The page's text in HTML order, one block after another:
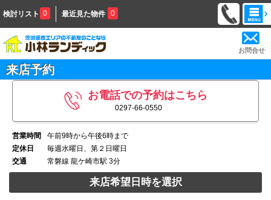
検討リスト 0 最近見た物件 0
お問合せ
来店予約
お電話での予約はこちら
0297-66-0550
営業時間
午前9時から午後6時まで
定休日
毎週水曜日、第２日曜日
交通
常磐線 龍ケ崎市駅 3分
来店希望日時を選択